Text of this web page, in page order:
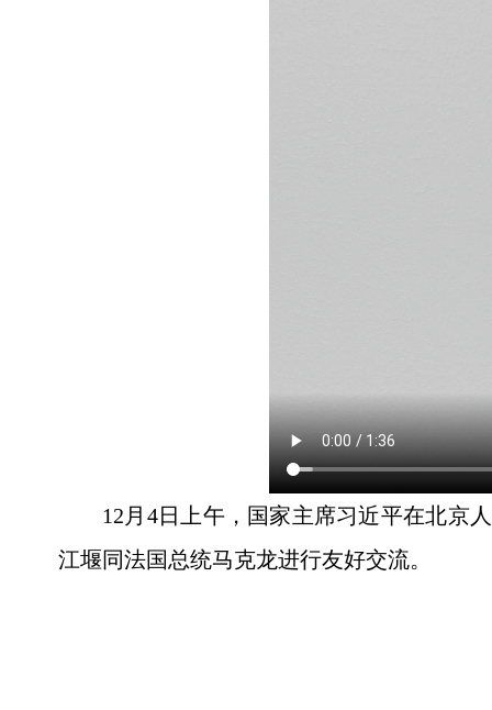
12月4日上午，国家主席习近平在北京
江堰同法国总统马克龙进行友好交流。